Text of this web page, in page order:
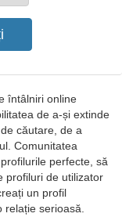
întâlniri online
de a-și extinde
căutare, de a
Comunitatea
perfecte, să
profiluri de utilizator
un profil
serioasă.